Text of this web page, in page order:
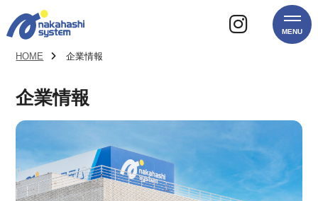
MENU
HOME 企業情報
企業情報